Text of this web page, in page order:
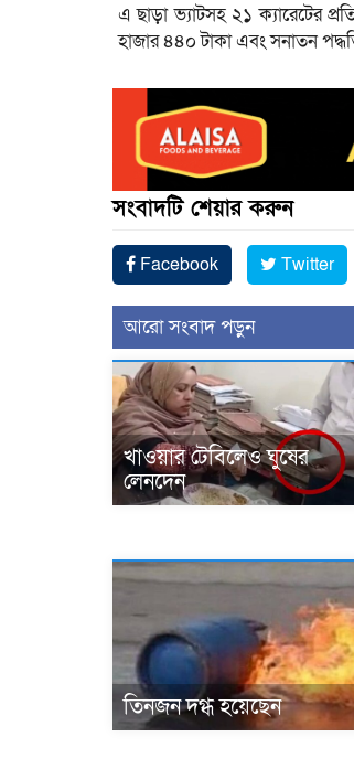
এ ছাড়া ভ্যাটসহ ২১ ক্যারেটের
হাজার ৪৪০ টাকা এবং সনাতন
সংবাদটি শেয়ার করুন
Facebook Twitter
আরো সংবাদ পড়ুন
খাওয়ার টেবিলেও ঘুষের
লেনদেন
তিনজন দগ্ধ হয়েছেন